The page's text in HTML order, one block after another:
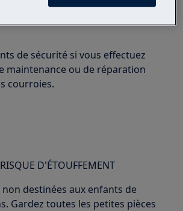
de sécurité si vous effectuez
maintenance ou de réparation
courroies.
RISQUE D'ÉTOUFFEMENT
non destinées aux enfants de
Gardez toutes les petites pièces